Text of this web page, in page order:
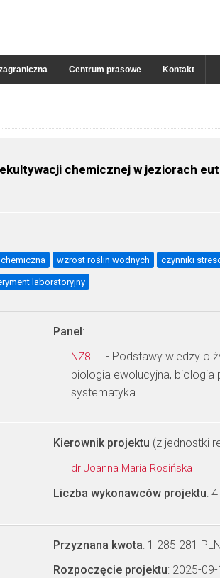
Centrum prasowe Kontakt
chemicznej w jeziorach
wzrost roślin wodnych czynniki
laboratoryjny
Panel:
NZ8
- Podstawy wiedzy o
biologia ewolucyjna,
systematyka
Kierownik projektu (z jednostki
dr Joanna Maria Rosińska
Liczba wykonawców projektu: 4
Przyznana kwota: 1 285 281 PLN
Rozpoczęcie projektu: 2025-